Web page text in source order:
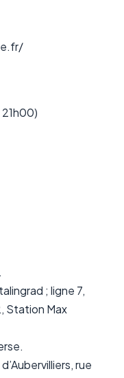
; ligne 7,
Station Max
rue